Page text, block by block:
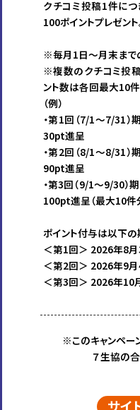
クチコミ投稿1件に
100ポイントプレゼント
※毎月1日～月末までの
※複数のクチコミ投
ント数は各回最大10件
（例）
・第1回（7/1～7/31）
30pt進呈
・第2回（8/1～8/31）
90pt進呈
・第3回（9/1～9/30）
100pt進呈（最大10件
ポイント付与は以下の
＜第1回＞ 2026年8月
＜第2回＞ 2026年9月
＜第3回＞ 2026年10
※このキャンペー
７生協の合
サイ